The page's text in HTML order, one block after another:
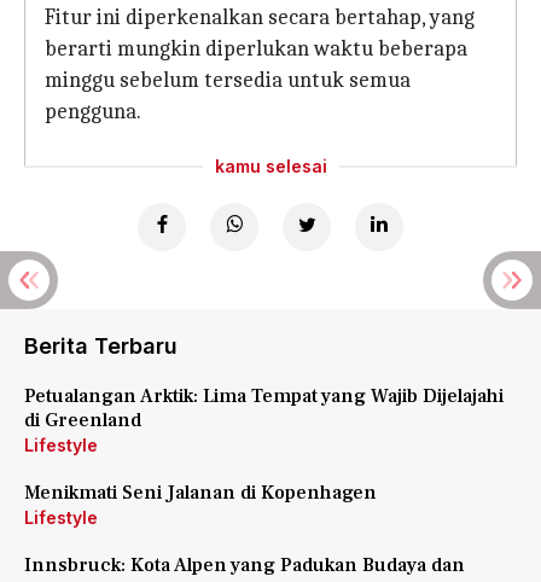
Fitur ini diperkenalkan secara bertahap, yang
berarti mungkin diperlukan waktu beberapa
minggu sebelum tersedia untuk semua
pengguna.
kamu selesai
Berita Terbaru
Petualangan Arktik: Lima Tempat yang Wajib Dijelajahi
di Greenland
Lifestyle
Menikmati Seni Jalanan di Kopenhagen
Lifestyle
Innsbruck: Kota Alpen yang Padukan Budaya dan